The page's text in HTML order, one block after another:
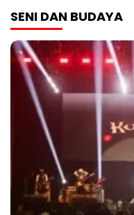
SENI DAN BUDAYA